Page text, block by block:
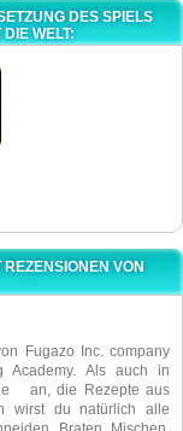
DES SPIELS
WELT:
VON
Fugazo Inc. company
Academy. Als auch in
an, die Rezepte aus
wirst du natürlich alle